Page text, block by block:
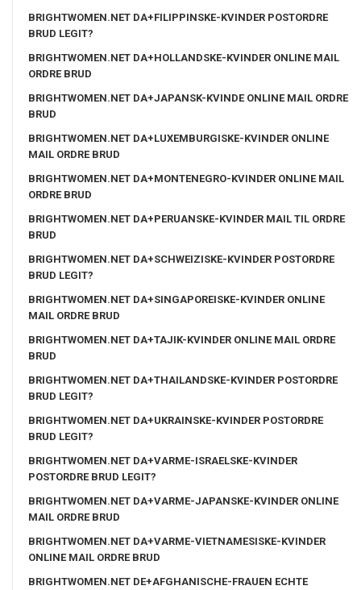
BRIGHTWOMEN.NET DA+FILIPPINSKE-KVINDER POSTORDRE
BRUD LEGIT?
BRIGHTWOMEN.NET DA+HOLLANDSKE-KVINDER ONLINE MAIL
ORDRE BRUD
BRIGHTWOMEN.NET DA+JAPANSK-KVINDE ONLINE MAIL ORDRE
BRUD
BRIGHTWOMEN.NET DA+LUXEMBURGISKE-KVINDER ONLINE
MAIL ORDRE BRUD
BRIGHTWOMEN.NET DA+MONTENEGRO-KVINDER ONLINE MAIL
ORDRE BRUD
BRIGHTWOMEN.NET DA+PERUANSKE-KVINDER MAIL TIL ORDRE
BRUD
BRIGHTWOMEN.NET DA+SCHWEIZISKE-KVINDER POSTORDRE
BRUD LEGIT?
BRIGHTWOMEN.NET DA+SINGAPOREISKE-KVINDER ONLINE
MAIL ORDRE BRUD
BRIGHTWOMEN.NET DA+TAJIK-KVINDER ONLINE MAIL ORDRE
BRUD
BRIGHTWOMEN.NET DA+THAILANDSKE-KVINDER POSTORDRE
BRUD LEGIT?
BRIGHTWOMEN.NET DA+UKRAINSKE-KVINDER POSTORDRE
BRUD LEGIT?
BRIGHTWOMEN.NET DA+VARME-ISRAELSKE-KVINDER
POSTORDRE BRUD LEGIT?
BRIGHTWOMEN.NET DA+VARME-JAPANSKE-KVINDER ONLINE
MAIL ORDRE BRUD
BRIGHTWOMEN.NET DA+VARME-VIETNAMESISKE-KVINDER
ONLINE MAIL ORDRE BRUD
BRIGHTWOMEN.NET DE+AFGHANISCHE-FRAUEN ECHTE